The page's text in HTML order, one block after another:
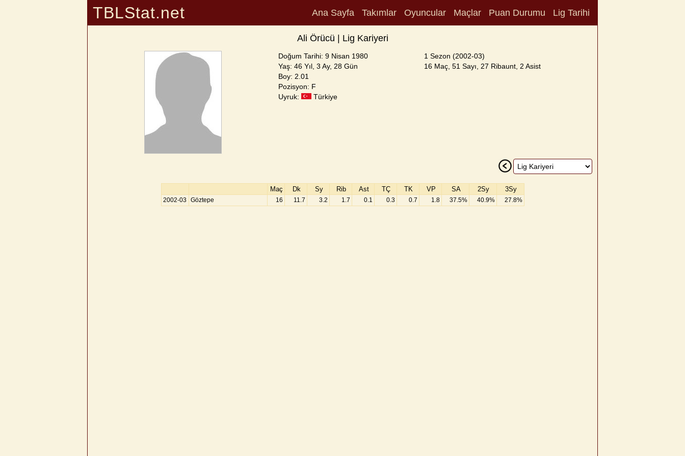
TBLStat.net Ana Sayfa Takımlar Oyuncular Maçlar Puan Durumu Lig Tarihi
Ali Örücü | Lig Kariyeri
Doğum Tarihi: 9 Nisan 1980
Yaş: 46 Yıl, 3 Ay, 28 Gün
Boy: 2.01
Pozisyon: F
Uyruk:
Türkiye
1 Sezon (2002-03)
16 Maç, 51 Sayı, 27 Ribaunt, 2 Asist
Maç Dk Sy Rib Ast TÇ TK VP SA 2Sy 3Sy
2002-03 Göztepe 16 11.7 3.2 1.7 0.1 0.3 0.7 1.8 37.5% 40.9% 27.8%